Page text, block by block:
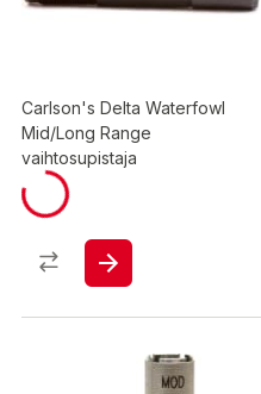
Carlson's Delta Waterfowl
Mid/Long Range
vaihtosupistaja